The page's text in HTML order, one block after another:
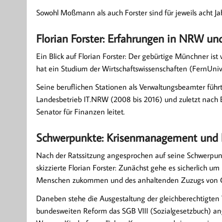
Sowohl Moßmann als auch Forster sind für jeweils acht
Florian Forster: Erfahrungen in NRW
Ein Blick auf Florian Forster: Der gebürtige Münchner
hat ein Studium der Wirtschaftswissenschaften
Seine beruflichen Stationen als Verwaltungsbeamter
Landesbetrieb IT.NRW (2008 bis 2016) und zuletzt
Senator für Finanzen leitet.
Schwerpunkte: Krisenmanagement
Nach der Ratssitzung angesprochen auf seine
skizzierte Florian Forster: Zunächst gehe es sicherlich
Menschen zukommen und des anhaltenden Zuzugs
Daneben stehe die Ausgestaltung der
bundesweiten Reform das SGB VIII (Sozialgesetzbuch)